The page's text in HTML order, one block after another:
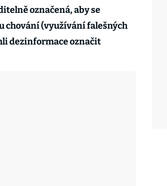
označená, aby se
(využívání falešných
dezinformace označit